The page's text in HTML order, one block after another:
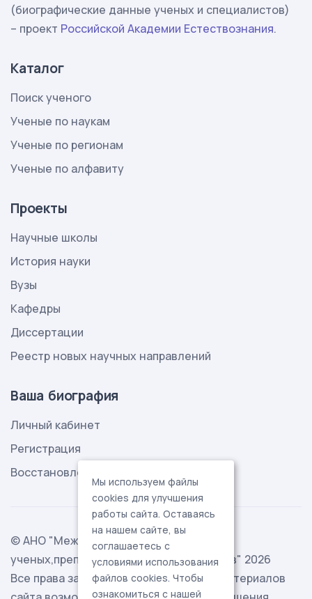
(биографические данные ученых и специалистов)
– проект Российской Академии Естествознания.
Каталог
Поиск ученого
Ученые по наукам
Ученые по регионам
Ученые по алфавиту
Проекты
Научные школы
История науки
Вузы
Кафедры
Диссертации
Реестр новых научных направлений
Ваша биография
Личный кабинет
Регистрация
Восстановление пароля
© АНО "Международная ассоциация
ученых,преподавателей и специалистов" 2026
Все права защищены. Использование материалов
Мы используем файлы
cookies для улучшения
работы сайта. Оставаясь
на нашем сайте, вы
соглашаетесь с
условиями использования
файлов cookies. Чтобы
ознакомиться с нашей